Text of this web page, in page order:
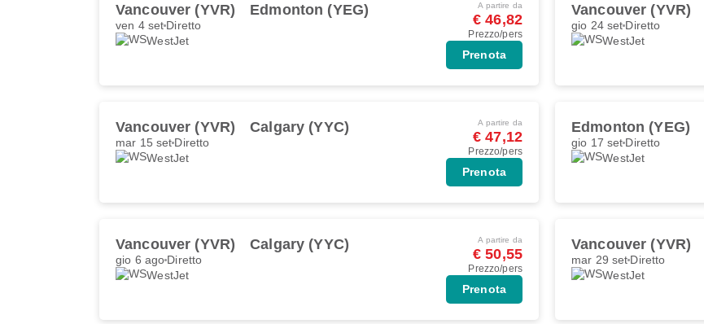
Vancouver (YVR) Edmonton (YEG)
ven 4 set Diretto
WestJet
A partire da
€ 46,82
Prezzo/pers
Prenota
Vancouver (YVR)
gio 24 set Diretto
WestJet
Vancouver (YVR) Calgary (YYC)
mar 15 set Diretto
WestJet
A partire da
€ 47,12
Prezzo/pers
Prenota
Edmonton (YEG)
gio 17 set Diretto
WestJet
Vancouver (YVR) Calgary (YYC)
gio 6 ago Diretto
WestJet
A partire da
€ 50,55
Prezzo/pers
Prenota
Vancouver (YVR)
mar 29 set Diretto
WestJet